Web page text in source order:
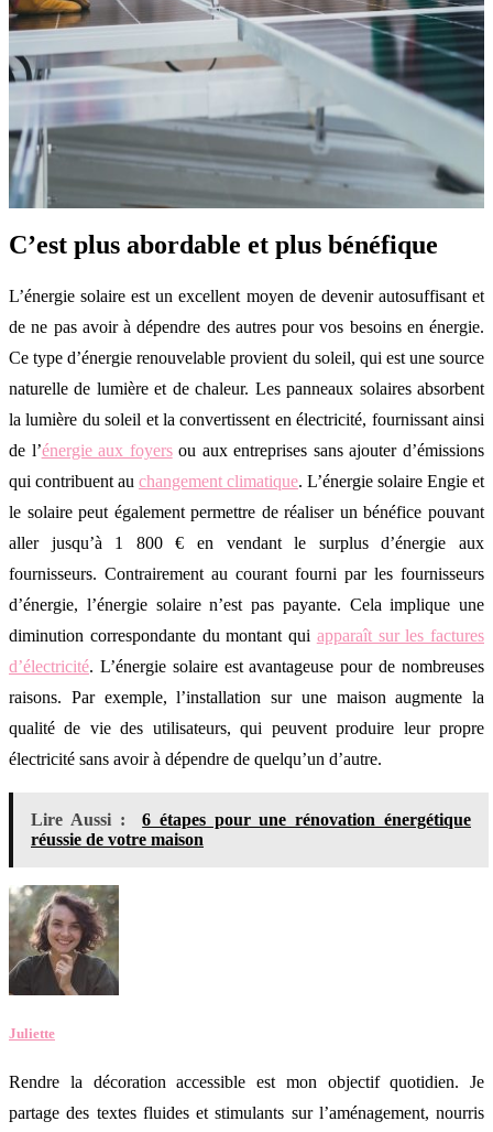
C’est plus abordable et plus bénéfique
L’énergie solaire est un excellent moyen de devenir autosuffisant et
de ne pas avoir à dépendre des autres pour vos besoins en énergie.
Ce type d’énergie renouvelable provient du soleil, qui est une source
naturelle de lumière et de chaleur. Les panneaux solaires absorbent
la lumière du soleil et la convertissent en électricité, fournissant ainsi
de l’énergie aux foyersou aux entreprises sans ajouter d’émissions
qui contribuent au changement climatique. L’énergie solaire Engie et
le solaire peut également permettre de réaliser un bénéfice pouvant
aller jusqu’à 1 800 € en vendant le surplus d’énergie aux
fournisseurs. Contrairement au courant fourni par les fournisseurs
d’énergie, l’énergie solaire n’est pas payante. Cela implique une
diminution correspondante du montant qui apparaît sur les factures
d’électricité. L’énergie solaire est avantageuse pour de nombreuses
raisons. Par exemple, l’installation sur une maison augmente la
qualité de vie des utilisateurs, qui peuvent produire leur propre
électricité sans avoir à dépendre de quelqu’un d’autre.
Lire Aussi :
6 étapes pour une rénovation énergétique
réussie de votre maison
Juliette
Rendre la décoration accessible est mon objectif quotidien. Je
partage des textes fluides et stimulants sur l’aménagement, nourris